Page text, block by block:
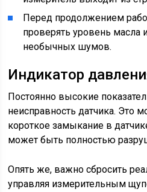
Перед продолжением
проверять уровень масла
необычных шумов.
Индикатор
Постоянно высокие
неисправность датчика. Это
короткое замыкание в
может быть полностью
Опять же, важно сбросить
управляя измерительным